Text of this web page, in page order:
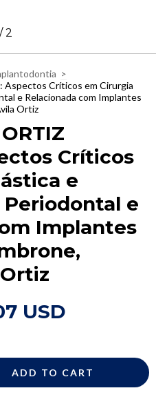
/2
>
Aspectos Críticos em Cirurgia
e Relacionada com Implantes
Ortiz
Críticos
e
e
Implantes
USD